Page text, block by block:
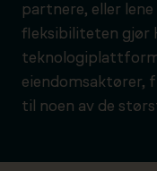
partnere, eller
fleksibiliteten gjør
eiendomsaktører,
til noen av de